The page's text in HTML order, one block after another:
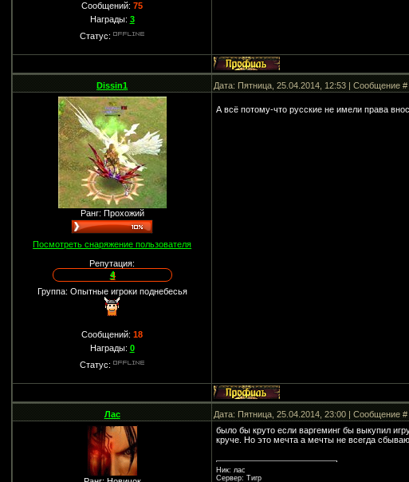
Сообщений:75
Награды: 3
Статус:
Dissin1 Дата: Пятница, 25.04.2014, 12:53 | Сообщение
Ранг: Прохожий
Посмотреть снаряжение пользователя
Репутация:
4
Группа: Опытные игроки поднебесья
Сообщений:18
Награды: 0
Статус:
А всё потому-что русские не имели права
Лас Дата: Пятница, 25.04.2014, 23:00 | Сообщение
было бы круто если варгеминг бы выкупил
круче. Но это мечта а мечты не всегда
Ник: лас
Сервер: Тигр